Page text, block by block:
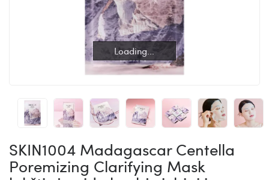
Loading...
Loading...
SKIN1004 Madagascar Centella
Poremizing Clarifying Mask